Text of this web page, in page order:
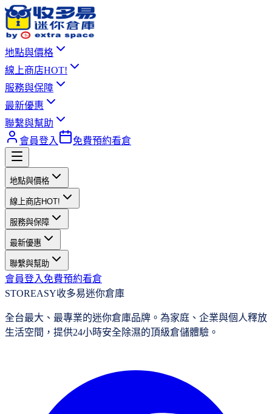
地點與價格
線上商店HOT!
服務與保障
最新優惠
聯繫與幫助
會員登入
免費預約看倉
地點與價格
線上商店HOT!
服務與保障
最新優惠
聯繫與幫助
會員登入 免費預約看倉
STOREASY收多易迷你倉庫
全台最大、最專業的迷你倉庫品牌。為家庭、企業與個人釋放
生活空間，提供24小時安全除濕的頂級倉儲體驗。